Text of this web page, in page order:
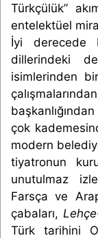
Türkçülük”
entelektüel
İyi derecede
dillerindeki
isimlerinden
çok
modern
tiyatronun
unutulmaz
Farsça ve
çabaları,
Türk tarihini